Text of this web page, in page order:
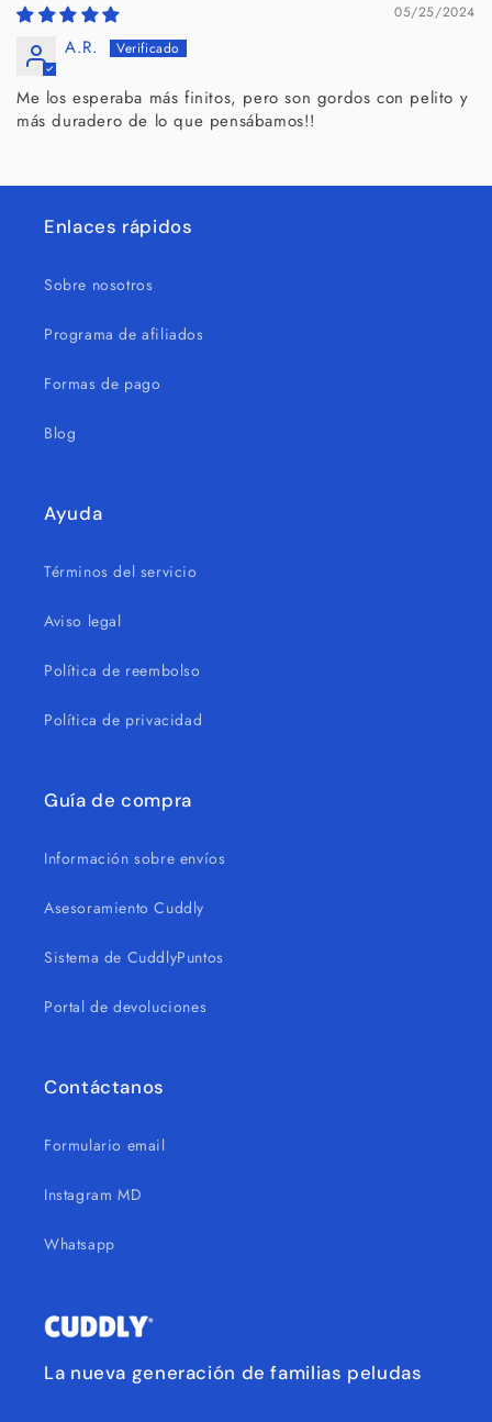
05/25/2024
A.R.
Me los esperaba más finitos, pero son gordos con pelito y
más duradero de lo que pensábamos!!
Enlaces rápidos
Sobre nosotros
Programa de afiliados
Formas de pago
Blog
Ayuda
Términos del servicio
Aviso legal
Política de reembolso
Política de privacidad
Guía de compra
Información sobre envíos
Asesoramiento Cuddly
Sistema de CuddlyPuntos
Portal de devoluciones
Contáctanos
Formulario email
Instagram MD
Whatsapp
La nueva generación de familias peludas